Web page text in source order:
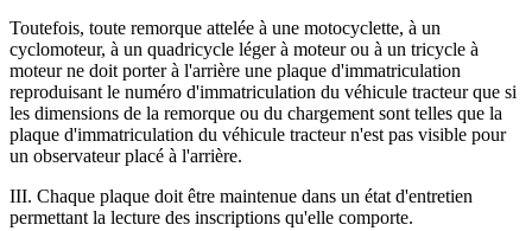
Toutefois, toute remorque attelée à une motocyclette, à un
cyclomoteur, à un quadricycle léger à moteur ou à un tricycle à
moteur ne doit porter à l'arrière une plaque d'immatriculation
reproduisant le numéro d'immatriculation du véhicule tracteur que si
les dimensions de la remorque ou du chargement sont telles que la
plaque d'immatriculation du véhicule tracteur n'est pas visible pour
un observateur placé à l'arrière.
III. Chaque plaque doit être maintenue dans un état d'entretien
permettant la lecture des inscriptions qu'elle comporte.